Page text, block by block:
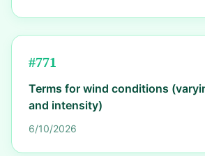
#771
Terms for wind conditions
and intensity)
6/10/2026